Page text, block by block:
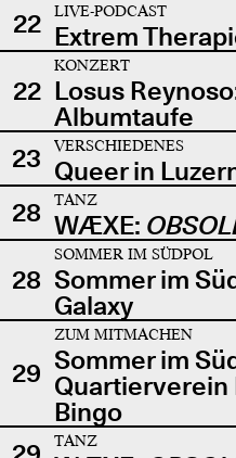
22
LIVE-PODCAST
Extrem
22
KONZERT
Losus
Albumtaufe
23
VERSCHIEDENES
Queer in
28
TANZ
WÆXE:
28
SOMMER IM SÜDPOL
Sommer im
Galaxy
29
ZUM MITMACHEN
Sommer im
Quartierverein
Bingo
TANZ